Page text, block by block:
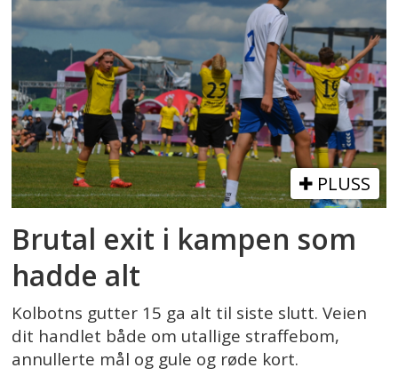
PLUSS
Brutal exit i kampen som
hadde alt
Kolbotns gutter 15 ga alt til siste slutt. Veien
dit handlet både om utallige straffebom,
annullerte mål og gule og røde kort.